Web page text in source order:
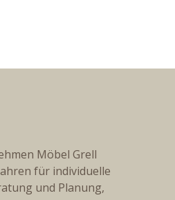
Möbel Grell
für individuelle
und Planung,